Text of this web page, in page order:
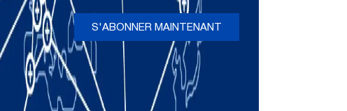
S'ABONNER MAINTENANT